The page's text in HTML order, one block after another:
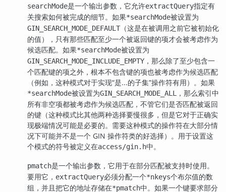
searchMode是一个输出参数，它允许extractQuery指定有
关搜索如何被完成的细节。如果*searchMode被设置为
GIN_SEARCH_MODE_DEFAULT （这是在被调用之前它被初始化
的值），只有那些匹配至少一个被返回键的项才会被考虑作为
候选匹配。如果*searchMode被设置为
GIN_SEARCH_MODE_INCLUDE_EMPTY ，那么除了至少包含一
个匹配键的项之外，根本不包含键的项也被考虑作为候选匹配
（例如，这种模式对于实现“是...的子集”操作符有用）。如果
*searchMode被设置为GIN_SEARCH_MODE_ALL
，那么索引中
所有非空项都被考虑作为候选匹配，不管它们是否匹配被返回
的键（这种模式比其他两种选择要慢很多，但是它对于正确实
现极端情况可能是必要的。需要这种模式的操作符在大部分情
况下可能并不是一个 GIN 操作符类的好选择）。用于设置这
个模式的符号被定义在access/gin.h中。
pmatch是一个输出参数，它用于在部分匹配被支持时使用。
要用它， extractQuery必须分配一个*nkeys个布尔值的数
组，并且把它的地址存储在*pmatch中。如果一个键要求部分